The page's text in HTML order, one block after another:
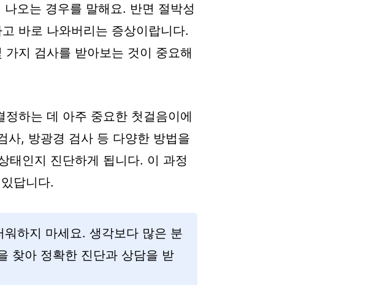
오는 경우를 말해요. 반면 절박성
바로 나와버리는 증상이랍니다.
지 검사를 받아보는 것이 중요해
하는 데 아주 중요한 첫걸음이에
사, 방광경 검사 등 다양한 방법을
태인지 진단하게 됩니다. 이 과정
답니다.
하지 마세요. 생각보다 많은 분
찾아 정확한 진단과 상담을 받